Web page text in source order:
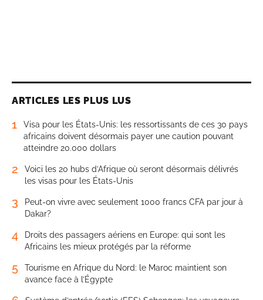
ARTICLES LES PLUS LUS
1
Visa pour les États-Unis: les ressortissants de ces 30 pays
africains doivent désormais payer une caution pouvant
atteindre 20.000 dollars
2
Voici les 20 hubs d’Afrique où seront désormais délivrés
les visas pour les États-Unis
3
Peut-on vivre avec seulement 1000 francs CFA par jour à
Dakar?
4
Droits des passagers aériens en Europe: qui sont les
Africains les mieux protégés par la réforme
5
Tourisme en Afrique du Nord: le Maroc maintient son
avance face à l’Égypte